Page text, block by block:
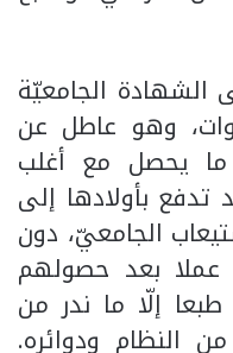
الجامعيّة
وهو عاطل عن
ما يحصل مع أغلب
تدفع بأولادها إلى
الجامعيّ، دون
عملا بعد حصولهم
إلّا ما ندر من
النظام ودوائره.